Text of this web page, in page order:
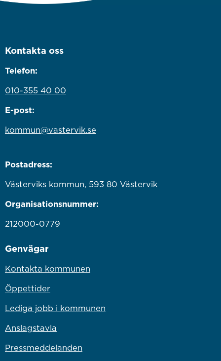
Kontakta oss
Telefon:
010-355 40 00
E-post:
kommun@vastervik.se
Postadress:
Västerviks kommun, 593 80 Västervik
Organisationsnummer:
212000-0779
Genvägar
Kontakta kommunen
Öppettider
Lediga jobb i kommunen
Anslagstavla
Pressmeddelanden